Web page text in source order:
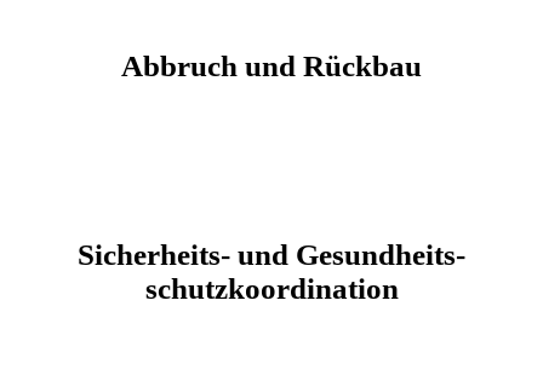
Abbruch und Rückbau
Sicherheits- und Gesundheits-
schutzkoordination